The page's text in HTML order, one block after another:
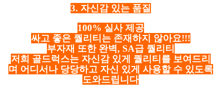
3. 자신감 있는 품질
100% 실사 제공
싸고 좋은 퀄리티는 존재하지 않아요!!!
부자재 또한 완벽, SA급 퀄리티
저희 골드럭스는 자신감 있게 퀄리티를 보여드리
며 어디서나 당당하고 자신 있게 사용할 수 있도록
도와드립니다